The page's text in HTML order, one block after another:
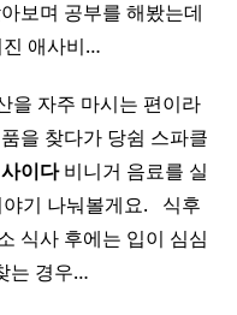
보며 공부를 해봤는데
진 애사비…
을 자주 마시는 편이라
을 찾다가 당쉼 스파클
사이다비니거 음료를 실
기 나눠볼게요. ​ ​ 식후
식사 후에는 입이 심심
는 경우…